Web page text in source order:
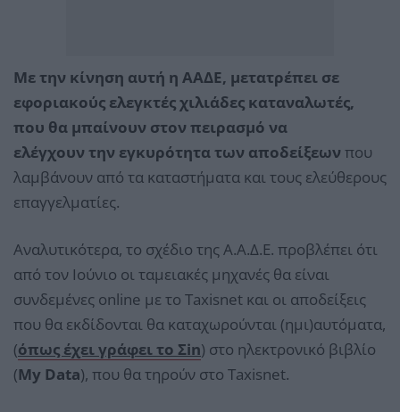
Με την κίνηση αυτή η ΑΑΔΕ, μετατρέπει σε
εφοριακούς ελεγκτές χιλιάδες καταναλωτές,
που θα μπαίνουν στον πειρασμό να
ελέγχουν την εγκυρότητα των αποδείξεων που
λαμβάνουν από τα καταστήματα και τους ελεύθερους
επαγγελματίες.
Αναλυτικότερα, το σχέδιο της Α.Α.Δ.Ε. προβλέπει ότι
από τον Ιούνιο οι ταμειακές μηχανές θα είναι
συνδεμένες online με το Taxisnet και οι αποδείξεις
που θα εκδίδονται θα καταχωρούνται (ημι)αυτόματα,
(όπως έχει γράφει το Σin) στο ηλεκτρονικό βιβλίο
(My Data), που θα τηρούν στο Taxisnet.